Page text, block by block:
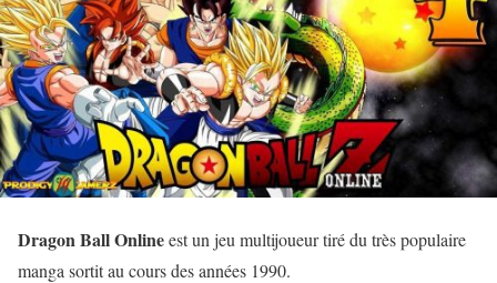
Dragon Ball Onlineest un jeu multijoueur tiré du très populaire
manga sortit au cours des années 1990.